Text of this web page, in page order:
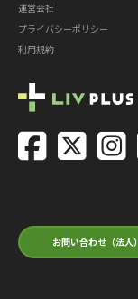
お問い合わせ（法人）
運営会社
プライバシーポリシー
利用規約